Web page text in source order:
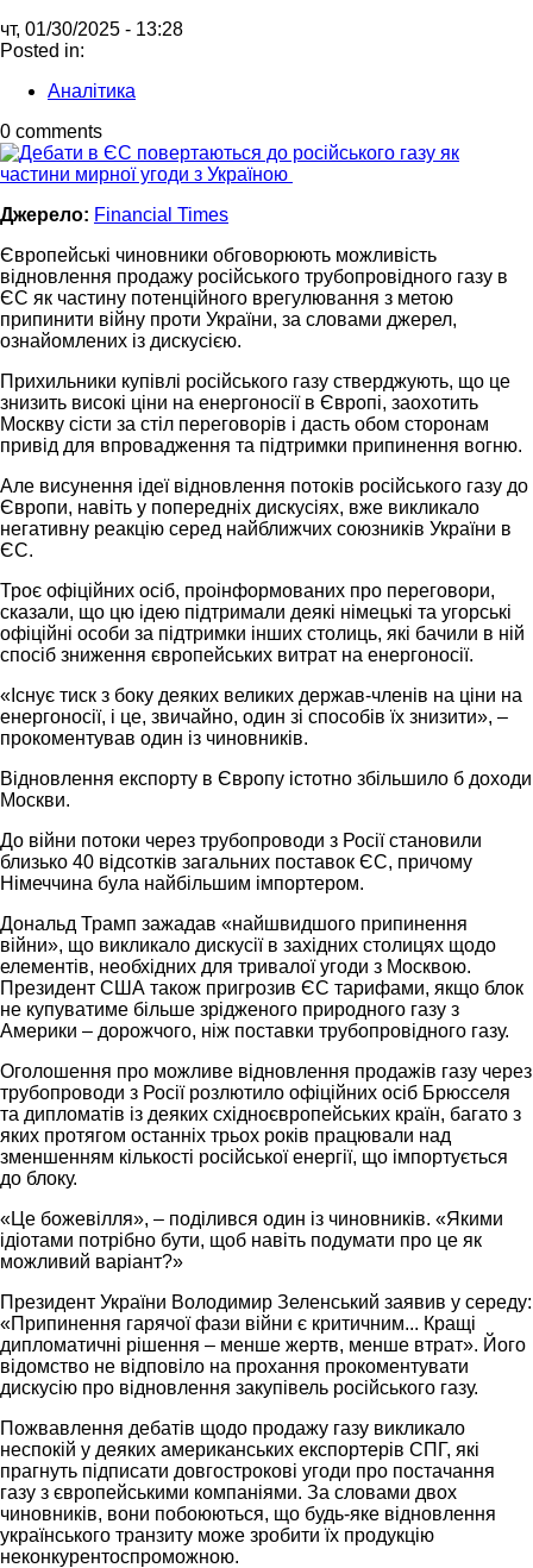
чт, 01/30/2025 - 13:28
Posted in:
Аналітика
0 comments
Джерело: Financial Times
Європейські чиновники обговорюють можливість
відновлення продажу російського трубопровідного газу в
ЄС як частину потенційного врегулювання з метою
припинити війну проти України, за словами джерел,
ознайомлених із дискусією.
Прихильники купівлі російського газу стверджують, що це
знизить високі ціни на енергоносії в Європі, заохотить
Москву сісти за стіл переговорів і дасть обом сторонам
привід для впровадження та підтримки припинення вогню.
Але висунення ідеї відновлення потоків російського газу до
Європи, навіть у попередніх дискусіях, вже викликало
негативну реакцію серед найближчих союзників України в
ЄС.
Троє офіційних осіб, проінформованих про переговори,
сказали, що цю ідею підтримали деякі німецькі та угорські
офіційні особи за підтримки інших столиць, які бачили в ній
спосіб зниження європейських витрат на енергоносії.
«Існує тиск з боку деяких великих держав-членів на ціни на
енергоносії, і це, звичайно, один зі способів їх знизити», –
прокоментував один із чиновників.
Відновлення експорту в Європу істотно збільшило б доходи
Москви.
До війни потоки через трубопроводи з Росії становили
близько 40 відсотків загальних поставок ЄС, причому
Німеччина була найбільшим імпортером.
Дональд Трамп зажадав «найшвидшого припинення
війни», що викликало дискусії в західних столицях щодо
елементів, необхідних для тривалої угоди з Москвою.
Президент США також пригрозив ЄС тарифами, якщо блок
не купуватиме більше зрідженого природного газу з
Америки – дорожчого, ніж поставки трубопровідного газу.
Оголошення про можливе відновлення продажів газу через
трубопроводи з Росії розлютило офіційних осіб Брюсселя
та дипломатів із деяких східноєвропейських країн, багато з
яких протягом останніх трьох років працювали над
зменшенням кількості російської енергії, що імпортується
до блоку.
«Це божевілля», – поділився один із чиновників. «Якими
ідіотами потрібно бути, щоб навіть подумати про це як
можливий варіант?»
Президент України Володимир Зеленський заявив у середу:
«Припинення гарячої фази війни є критичним... Кращі
дипломатичні рішення – менше жертв, менше втрат». Його
відомство не відповіло на прохання прокоментувати
дискусію про відновлення закупівель російського газу.
Пожвавлення дебатів щодо продажу газу викликало
неспокій у деяких американських експортерів СПГ, які
прагнуть підписати довгострокові угоди про постачання
газу з європейськими компаніями. За словами двох
чиновників, вони побоюються, що будь-яке відновлення
українського транзиту може зробити їх продукцію
неконкурентоспроможною.